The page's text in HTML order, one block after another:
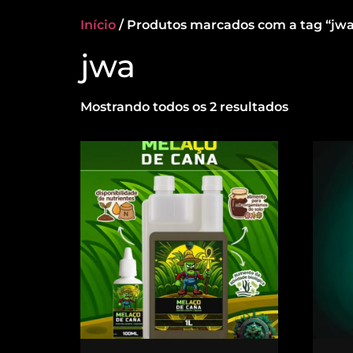
Início / Produtos marcados com a tag
jwa
Mostrando todos os 2 resultados